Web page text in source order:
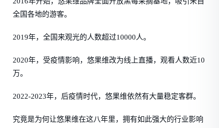
全国各地的游客。
2019年，全国来观光的人数超过10000人。
2020年，受疫情影响，悠果维改为线上直播，观看人数近10
万。
2022-2023年，后疫情时代，悠果维依然有大量稳定客群。
究竟是为何让悠果维在这八年里，拥有如此强大的行业影响